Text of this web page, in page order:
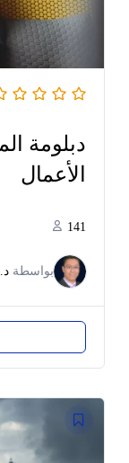
دبلومة
الأعمال
141
بواسطة